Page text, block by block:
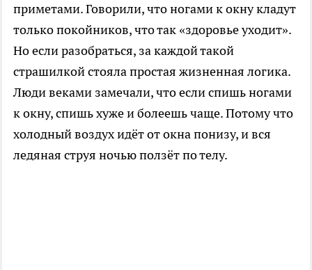
приметами. Говорили, что ногами к окну кладут
только покойников, что так «здоровье уходит».
Но если разобраться, за каждой такой
страшилкой стояла простая жизненная логика.
Люди веками замечали, что если спишь ногами
к окну, спишь хуже и болеешь чаще. Потому что
холодный воздух идёт от окна понизу, и вся
ледяная струя ночью ползёт по телу.